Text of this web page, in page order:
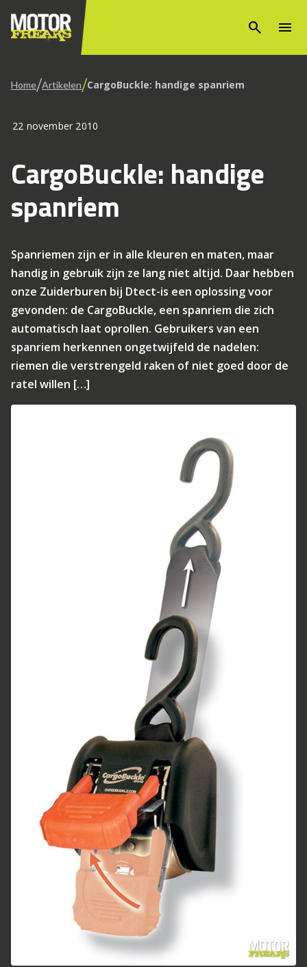
search menu
Home/Artikelen/CargoBuckle: handige spanriem
22 november 2010
CargoBuckle: handige
spanriem
Spanriemen zijn er in alle kleuren en maten, maar
handig in gebruik zijn ze lang niet altijd. Daar hebben
onze Zuiderburen bij Dtect-is een oplossing voor
gevonden: de CargoBuckle, een spanriem die zich
automatisch laat oprollen. Gebruikers van een
spanriem herkennen ongetwijfeld de nadelen:
riemen die verstrengeld raken of niet goed door de
ratel willen […]